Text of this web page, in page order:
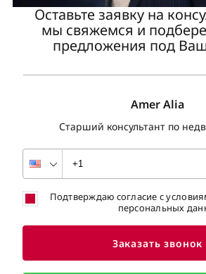
Оставьте заявку на
мы свяжемся и
предложения под
Amer Alia
Старший консультант по
Подтверждаю согласие с
персональных
Заказать звонок